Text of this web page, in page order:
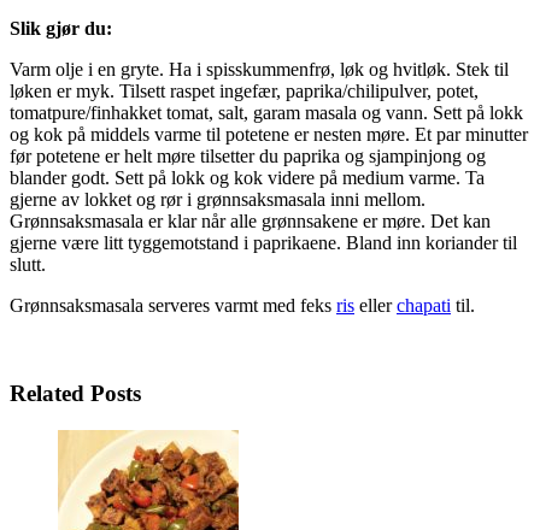
Slik gjør du:
Varm olje i en gryte. Ha i spisskummenfrø, løk og hvitløk. Stek til
løken er myk. Tilsett raspet ingefær, paprika/chilipulver, potet,
tomatpure/finhakket tomat, salt, garam masala og vann. Sett på lokk
og kok på middels varme til potetene er nesten møre. Et par minutter
før potetene er helt møre tilsetter du paprika og sjampinjong og
blander godt. Sett på lokk og kok videre på medium varme. Ta
gjerne av lokket og rør i grønnsaksmasala inni mellom.
Grønnsaksmasala er klar når alle grønnsakene er møre. Det kan
gjerne være litt tyggemotstand i paprikaene. Bland inn koriander til
slutt.
Grønnsaksmasala serveres varmt med feks ris ellerchapati til.
Related Posts